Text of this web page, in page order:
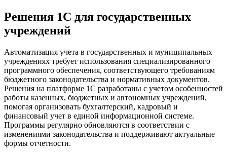
Решения 1С для государственных
учреждений
Автоматизация учета в государственных и муниципальных
учреждениях требует использования специализированного
программного обеспечения, соответствующего требованиям
бюджетного законодательства и нормативных документов.
Решения на платформе 1С разработаны с учетом особенностей
работы казенных, бюджетных и автономных учреждений,
помогая организовать бухгалтерский, кадровый и
финансовый учет в единой информационной системе.
Программы регулярно обновляются в соответствии с
изменениями законодательства и поддерживают актуальные
формы отчетности.